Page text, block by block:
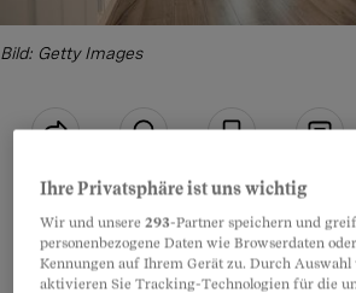
Bild: Getty Images
Artikel teilen
Das klingt zwar nach viel Geld.
Umständen reicht es nicht für
Ihre Privatsphäre ist uns wichtig
Wir und unsere293-Partner speichern und
personenbezogene Daten wie Browserdaten
Kennungen auf Ihrem Gerät zu. Durch
aktivieren Sie Tracking-Technologien für die